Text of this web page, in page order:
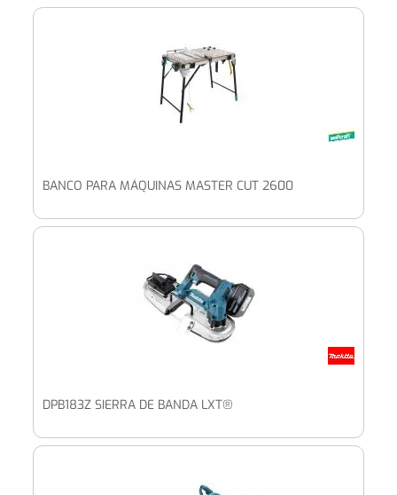
BANCO PARA MÁQUINAS MASTER CUT 2600
DPB183Z SIERRA DE BANDA LXT®